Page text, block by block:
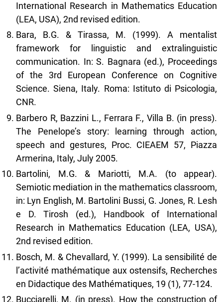
International Research in Mathematics Education
(LEA, USA), 2nd revised edition.
Bara, B.G. & Tirassa, M. (1999). A mentalist
framework for linguistic and extralinguistic
communication. In: S. Bagnara (ed.), Proceedings
of the 3rd European Conference on Cognitive
Science. Siena, Italy. Roma: Istituto di Psicologia,
CNR.
Barbero R, Bazzini L., Ferrara F., Villa B. (in press).
The Penelope’s story: learning through action,
speech and gestures, Proc. CIEAEM 57, Piazza
Armerina, Italy, July 2005.
Bartolini, M.G. & Mariotti, M.A. (to appear).
Semiotic mediation in the mathematics classroom,
in: Lyn English, M. Bartolini Bussi, G. Jones, R. Lesh
e D. Tirosh (ed.), Handbook of International
Research in Mathematics Education (LEA, USA),
2nd revised edition.
Bosch, M. & Chevallard, Y. (1999). La sensibilité de
l’activité mathématique aux ostensifs, Recherches
en Didactique des Mathématiques, 19 (1), 77-124.
Bucciarelli, M. (in press). How the construction of